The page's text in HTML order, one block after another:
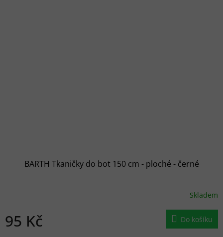
BARTH Tkaničky do bot 150 cm - ploché - černé
Skladem
95 Kč Do košíku